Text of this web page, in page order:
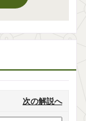
次の解説へ